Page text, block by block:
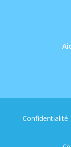
Confidentialité